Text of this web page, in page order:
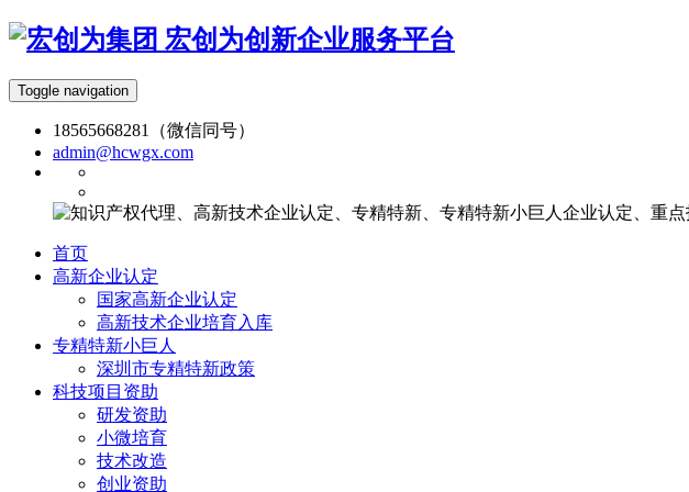
宏创为创新企业服务平台
Toggle navigation
18565668281（微信同号）
admin@hcwgx.com
首页
高新企业认定
国家高新企业认定
高新技术企业培育入库
专精特新小巨人
深圳市专精特新政策
科技项目资助
研发资助
小微培育
技术改造
创业资助